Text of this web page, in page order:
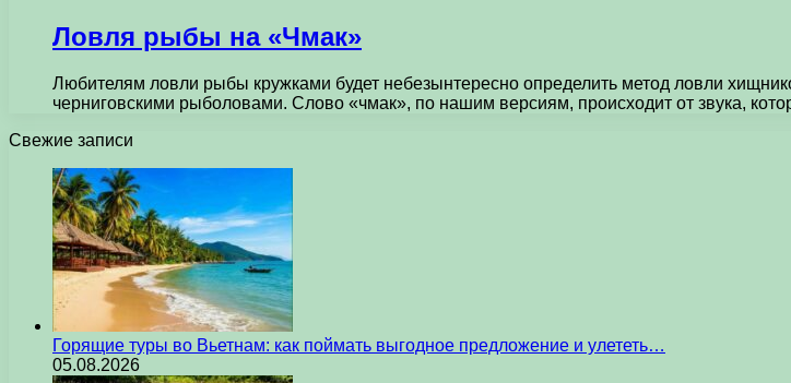
Ловля рыбы на «Чмак»
Любителям ловли рыбы кружками будет небезынтересно определить метод ловли
черниговскими рыболовами. Слово «чмак», по нашим версиям, происходит от звука,
Свежие записи
Горящие туры во Вьетнам: как поймать выгодное предложение и улететь…
05.08.2026